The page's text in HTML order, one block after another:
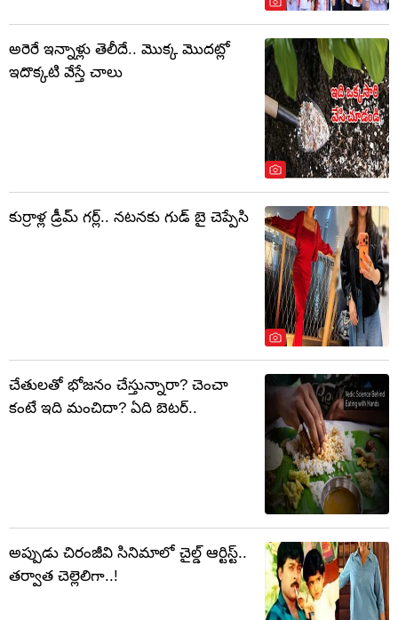
అరెరే ఇన్నాళ్లు తెలీదే.. మొక్క మొదట్లో
ఇదొక్కటి వేస్తే చాలు
కుర్రాళ్ల డ్రీమ్ గర్ల్.. నటనకు గుడ్ బై చెప్పేసి
చేతులతో భోజనం చేస్తున్నారా? చెంచా
కంటే ఇది మంచిదా? ఏది బెటర్‌..
అప్పుడు చిరంజీవి సినిమాలో చైల్డ్ ఆర్టిస్ట్..
తర్వాత చెల్లెలిగా..!